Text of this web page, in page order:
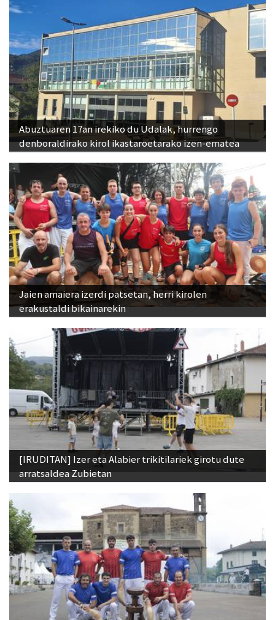
Abuztuaren 17an irekiko du Udalak, hurrengo
denboraldirako kirol ikastaroetarako izen-ematea
Jaien amaiera izerdi patsetan, herri kirolen
erakustaldi bikainarekin
[IRUDITAN] Izer eta Alabier trikitilariek girotu dute
arratsaldea Zubietan